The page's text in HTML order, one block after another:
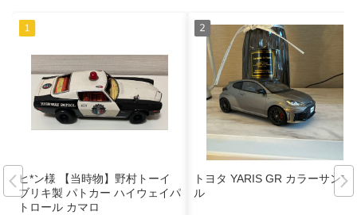
ヒ*ン様 【当時物】野村トーイ
ブリキ製 パトカー ハイウェイパ
トロール カマロ
トヨタ YARIS GR カラーサンプ
ル